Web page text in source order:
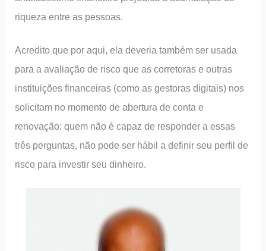
riqueza entre as pessoas.
Acredito que por aqui, ela deveria também ser usada
para a avaliação de risco que as corretoras e outras
instituições financeiras (como as gestoras digitais) nos
solicitam no momento de abertura de conta e
renovação: quem não é capaz de responder a essas
três perguntas, não pode ser hábil a definir seu perfil de
risco para investir seu dinheiro.